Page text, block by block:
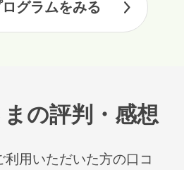
グラムをみる
の評判・感想
利用いただいた方の口コ